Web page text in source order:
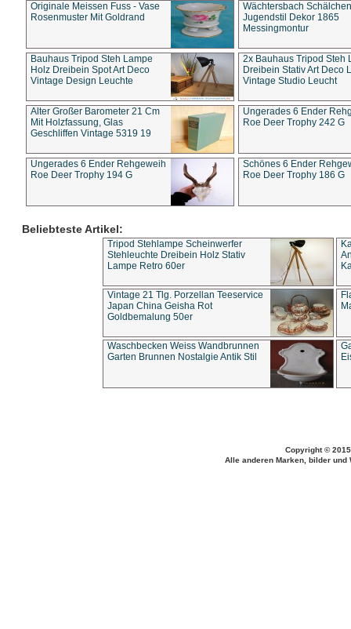
Originale Meissen Fuss - Vase
Rosenmuster Mit Goldrand
Wächtersbach Schälchen
Jugendstil Dekor 1865
Messingmontur
Bauhaus Tripod Steh Lampe
Holz Dreibein Spot Art Deco
Vintage Design Leuchte
2x Bauhaus Tripod Steh
Dreibein Stativ Art Deco
Vintage Studio Leucht
Alter Großer Barometer 21 Cm
Mit Holzfassung, Glas
Geschliffen Vintage 5319 19
Ungerades 6 Ender
Roe Deer Trophy 242 G
Ungerades 6 Ender Rehgeweih
Roe Deer Trophy 194 G
Schönes 6 Ender
Roe Deer Trophy 186 G
Beliebteste Artikel:
Tripod Stehlampe Scheinwerfer
Stehleuchte Dreibein Holz Stativ
Lampe Retro 60er
Vintage 21 Tlg. Porzellan Teeservice
Japan China Geisha Rot
Goldbemalung 50er
Waschbecken Weiss Wandbrunnen
Garten Brunnen Nostalgie Antik Stil
Copyright ©
Alle anderen Marken, bilder und